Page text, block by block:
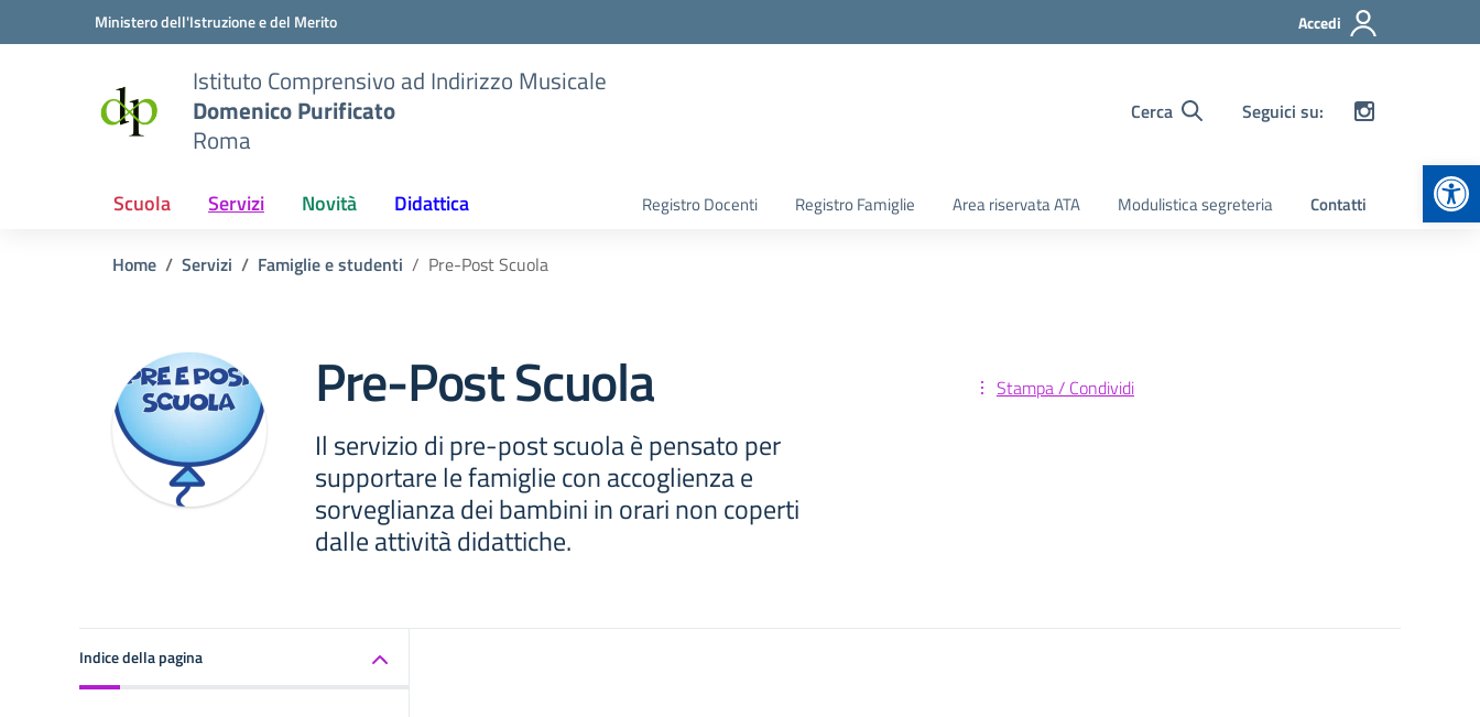
Vai ai contenuti
Vai al menu di navigazioneMinistero dell'Istruzione e del Merito Accedi
Istituto Comprensivo ad Indirizzo Musicale
Domenico Purificato
Roma
Cerca Seguici su:
Scuola Servizi Novità Didattica Registro Docenti Registro Famiglie Area riservata ATA Modulistica segreteria Contatti
Home Servizi Famiglie e studenti Pre-Post Scuola
Pre-Post Scuola
Il servizio di pre-post scuola è pensato per
supportare le famiglie con accoglienza e
sorveglianza dei bambini in orari non coperti
dalle attività didattiche.
Stampa / Condividi
Indice della pagina